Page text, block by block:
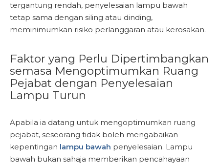
tergantung rendah, penyelesaian lampu bawah
tetap sama dengan siling atau dinding,
meminimumkan risiko perlanggaran atau kerosakan.
Faktor yang Perlu Dipertimbangkan
semasa Mengoptimumkan Ruang
Pejabat dengan Penyelesaian
Lampu Turun
Apabila ia datang untuk mengoptimumkan ruang
pejabat, seseorang tidak boleh mengabaikan
kepentingan lampu bawah penyelesaian. Lampu
bawah bukan sahaja memberikan pencahayaan